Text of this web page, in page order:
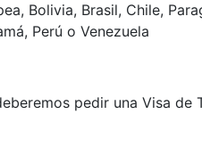
Bolivia, Brasil, Chile,
Perú o Venezuela
pedir una Visa